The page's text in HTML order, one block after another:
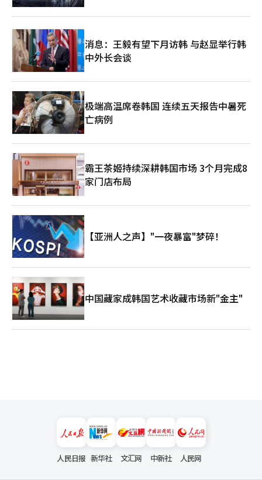
消息：王毅有望下月访韩 与赵显举行韩
中外长会谈
极端高温席卷韩国 连续五天报告中暑死
亡病例
霸王茶姬持续深耕韩国市场 3个月完成8
家门店布局
【亚洲人之声】"一夜暴富"梦碎！
中国藏家成韩国艺术收藏市场新"金主"
人民日报 新华社 文汇网 中新社 人民网